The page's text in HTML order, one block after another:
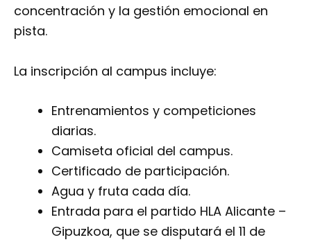
concentración y la gestión emocional en
pista.
La inscripción al campus incluye:
Entrenamientos y competiciones
diarias.
Camiseta oficial del campus.
Certificado de participación.
Agua y fruta cada día.
Entrada para el partido HLA Alicante –
Gipuzkoa, que se disputará el 11 de